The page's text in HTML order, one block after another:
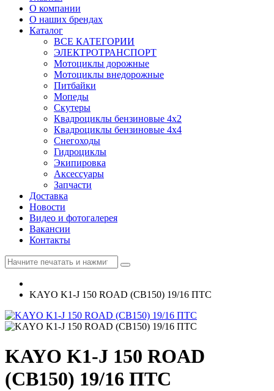
О компании
О наших брендах
Каталог
ВСЕ КАТЕГОРИИ
ЭЛЕКТРОТРАНСПОРТ
Мотоциклы дорожные
Мотоциклы внедорожные
Питбайки
Мопеды
Скутеры
Квадроциклы бензиновые 4х2
Квадроциклы бензиновые 4х4
Снегоходы
Гидроциклы
Экипировка
Аксессуары
Запчасти
Доставка
Новости
Видео и фотогалерея
Вакансии
Контакты
KAYO K1-J 150 ROAD (CB150) 19/16 ПТС
KAYO K1-J 150 ROAD
(CB150) 19/16 ПТС